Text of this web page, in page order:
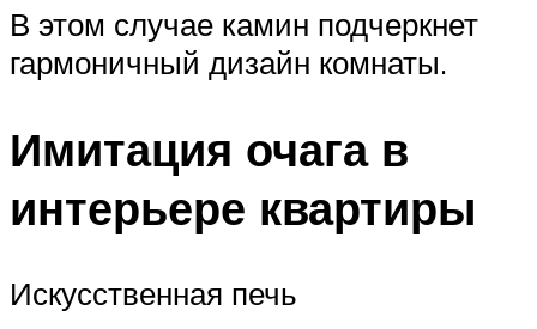
В этом случае камин подчеркнет
гармоничный дизайн комнаты.
Имитация очага в
интерьере квартиры
Искусственная печь